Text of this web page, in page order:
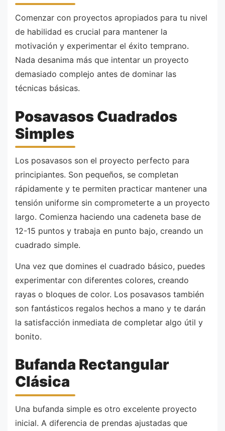
Comenzar con proyectos apropiados para tu nivel
de habilidad es crucial para mantener la
motivación y experimentar el éxito temprano.
Nada desanima más que intentar un proyecto
demasiado complejo antes de dominar las
técnicas básicas.
Posavasos Cuadrados
Simples
Los posavasos son el proyecto perfecto para
principiantes. Son pequeños, se completan
rápidamente y te permiten practicar mantener una
tensión uniforme sin comprometerte a un proyecto
largo. Comienza haciendo una cadeneta base de
12-15 puntos y trabaja en punto bajo, creando un
cuadrado simple.
Una vez que domines el cuadrado básico, puedes
experimentar con diferentes colores, creando
rayas o bloques de color. Los posavasos también
son fantásticos regalos hechos a mano y te darán
la satisfacción inmediata de completar algo útil y
bonito.
Bufanda Rectangular
Clásica
Una bufanda simple es otro excelente proyecto
inicial. A diferencia de prendas ajustadas que